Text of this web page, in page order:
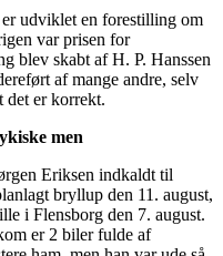
udviklet en forestilling om
var prisen for
blev skabt af H. P. Hanssen
af mange andre, selv
det er korrekt.
men
Eriksen indkaldt til
bryllup den 11. august,
i Flensborg den 7. august.
er 2 biler fulde af